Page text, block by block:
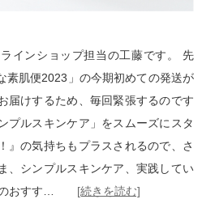
インショップ担当の工藤です。 先
素肌便2023」の今期初めての発送が
届けするため、毎回緊張するのです
プルスキンケア」をスムーズにスタ
』の気持ちもプラスされるので、さ
、シンプルスキンケア、実践してい
のおすす… [続きを読む]